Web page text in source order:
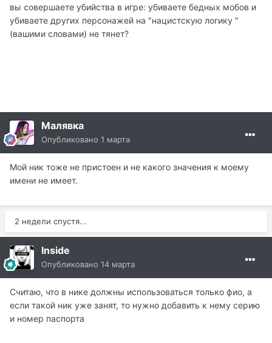
вы совершаете убийства в игре: убиваете бедных мобов и
убиваете других персонажей на "нацистскую логику "
(вашими словами) не тянет?
Малявка
Опубликовано 1 марта
Мой ник тоже не пристоен и не какого значения к моему
имени не имеет.
2 недели спустя...
Inside
Опубликовано 14 марта
Считаю, что в нике должны использоваться только фио, а
если такой ник уже занят, то нужно добавить к нему серию
и номер паспорта